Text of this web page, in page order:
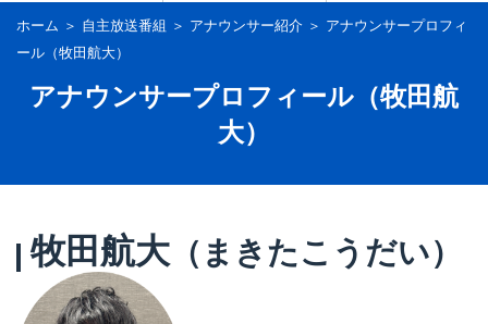
ホーム ＞ 自主放送番組 ＞ アナウンサー紹介 ＞ アナウンサープロフィ
ール（牧田航大）
アナウンサープロフィール（牧田航
大）
牧田航大 （まきたこうだい）